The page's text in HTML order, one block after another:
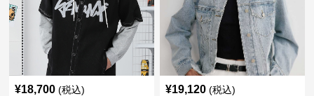
¥18,700 (税込) ¥19,120 (税込)